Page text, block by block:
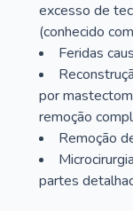
excesso de
(conhecido
Feridas
por
remoção
Remoção
partes